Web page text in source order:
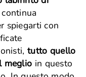
spiegarti con
tutto quello
meglio in questo